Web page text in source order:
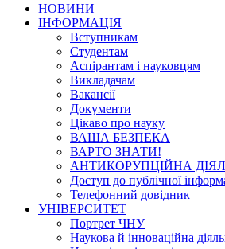
НОВИНИ
ІНФОРМАЦІЯ
Вступникам
Студентам
Аспірантам і науковцям
Викладачам
Вакансії
Документи
Цікаво про науку
ВАША БЕЗПЕКА
ВАРТО ЗНАТИ!
АНТИКОРУПЦІЙНА
Доступ до публічної
Телефонний довідник
УНІВЕРСИТЕТ
Портрет ЧНУ
Наукова й інноваційна